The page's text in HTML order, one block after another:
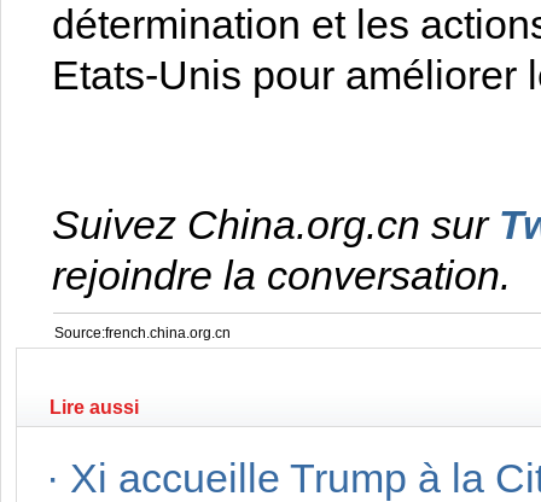
détermination et les
Etats-Unis pour améliorer
Suivez China.org.cn sur
rejoindre la conversation.
Source:french.china.org.cn
Lire aussi
· Xi accueille Trump à la